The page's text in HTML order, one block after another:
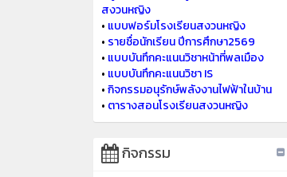
•คู่มือนักเรียนและผู้ปกครองโรงเรียน
สงวนหญิง
• แบบฟอร์มโรงเรียนสงวนหญิง
• รายชื่อนักเรียน ปีการศึกษา2569
• แบบบันทึกคะแนนวิชาหน้าที่พลเมือง
•แบบบันทึกคะแนนวิชา IS
• กิจกรรมอนุรักษ์พลังงานไฟฟ้าในบ้าน
กิจกรรม